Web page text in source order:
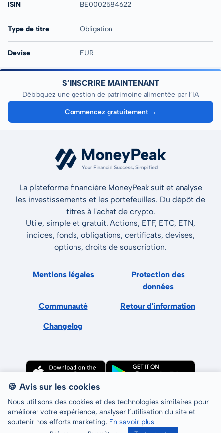
ISIN BE0002584622
Type de titre Obligation
Devise EUR
S’INSCRIRE MAINTENANT
Débloquez une gestion de patrimoine alimentée par l’IA
Commencez gratuitement →
La plateforme financière MoneyPeak suit et analyse
les investissements et les portefeuilles. Du dépôt de
titres à l'achat de crypto.
Utile, simple et gratuit. Actions, ETF, ETC, ETN,
indices, fonds, obligations, certificats, devises,
options, droits de souscription.
Mentions légales
Protection des
données
Communauté Retour d'information
Changelog
Tous droits réservés © LCP GmbH 2026
🍪 Avis sur les cookies
Nous utilisons des cookies et des technologies similaires pour
améliorer votre expérience, analyser l’utilisation du site et
soutenir nos efforts marketing. En savoir plus